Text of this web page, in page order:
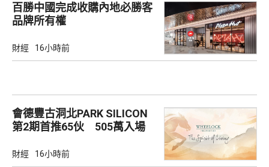
百勝中國完成收購內地必勝客
品牌所有權
財經 16小時前
會德豐古洞北PARK SILICON
第2期首推65伙 505萬入場
財經 16小時前